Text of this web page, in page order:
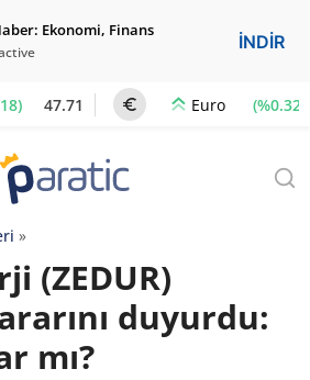
Ekonomi, Finans
İNDİR
47.71 Euro (%0.32)
»
(ZEDUR)
duyurdu:
mı?